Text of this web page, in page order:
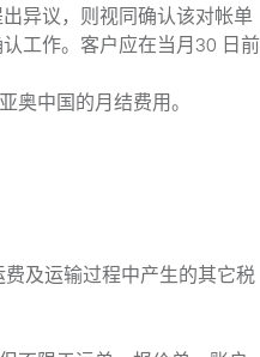
异议，则视同确认该对帐单
工作。客户应在当月30 日前
中国的月结费用。
及运输过程中产生的其它税